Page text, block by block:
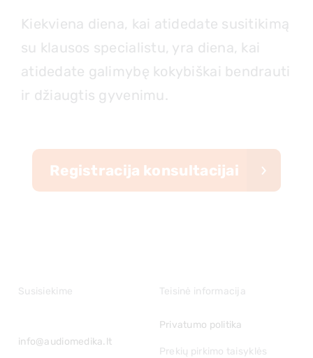
Kiekviena diena, kai atidedate susitikimą
su klausos specialistu, yra diena, kai
atidedate galimybę kokybiškai bendrauti
ir džiaugtis gyvenimu.
Registracija konsultacijai
Susisiekime
info@audiomedika.lt
Teisinė informacija
Privatumo politika
Prekių pirkimo taisyklės